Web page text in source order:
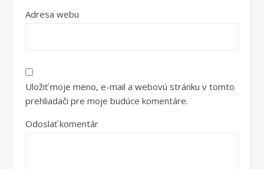
Adresa webu
Uložiť moje meno, e-mail a webovú stránku v tomto
prehliadači pre moje budúce komentáre.
Odoslať komentár